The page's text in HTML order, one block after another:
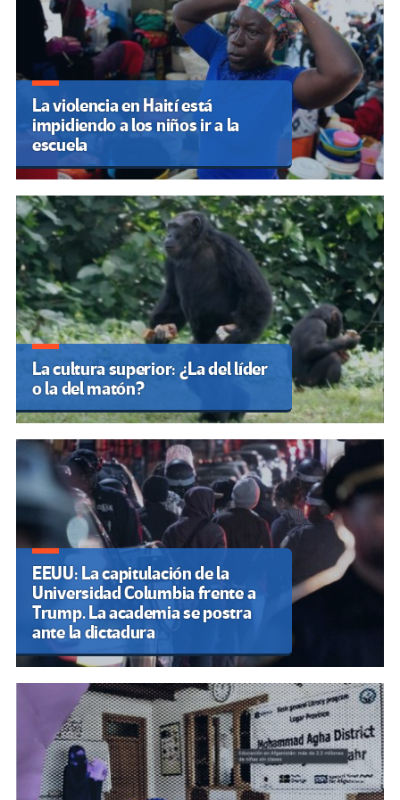
La violencia en Haití está
impidiendo a los niños ir a la
escuela
La cultura superior: ¿La del líder
o la del matón?
EEUU: La capitulación de la
Universidad Columbia frente a
Trump. La academia se postra
ante la dictadura